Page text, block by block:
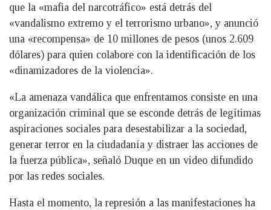
que la «mafia del narcotráfico» está detrás del
«vandalismo extremo y el terrorismo urbano», y anunció
una «recompensa» de 10 millones de pesos (unos 2.609
dólares) para quien colabore con la identificación de los
«dinamizadores de la violencia».
«La amenaza vandálica que enfrentamos consiste en una
organización criminal que se esconde detrás de legítimas
aspiraciones sociales para desestabilizar a la sociedad,
generar terror en la ciudadanía y distraer las acciones de
la fuerza pública», señaló Duque en un video difundido
por las redes sociales.
Hasta el momento, la represión a las manifestaciones ha